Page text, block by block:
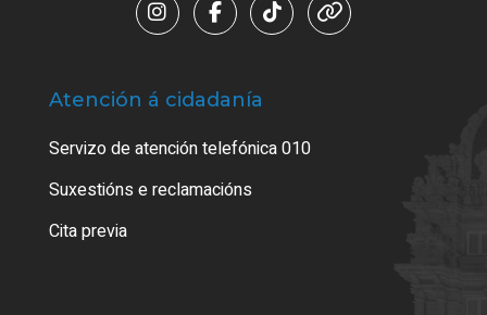
Atención á cidadanía
Servizo de atención telefónica 010
Suxestións e reclamacións
Cita previa